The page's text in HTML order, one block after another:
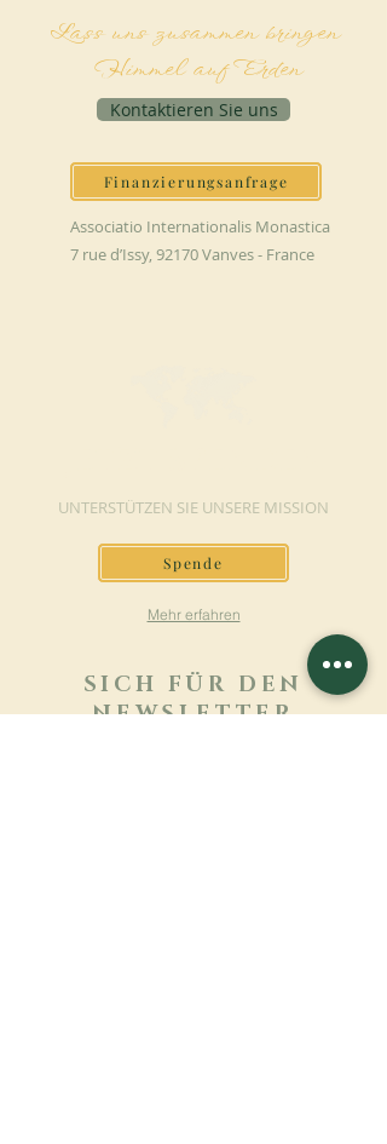
Lass uns zusammen bringen
Himmel auf Erden
Kontaktieren Sie uns
Finanzierungsanfrage
Associatio Internationalis Monastica
7 rue d’Issy, 92170 Vanves - France
UNTERSTÜTZEN SIE UNSERE MISSION
Spende
Mehr erfahren
SICH FÜR DEN
NEWSLETTER